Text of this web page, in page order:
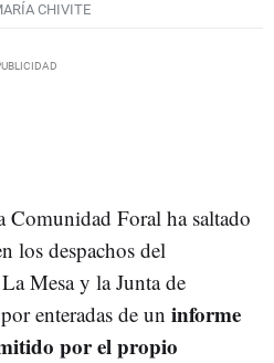
CHIVITE
Comunidad Foral ha saltado
los despachos del
Mesa y la Junta de
enteradas de un informe
por el propio